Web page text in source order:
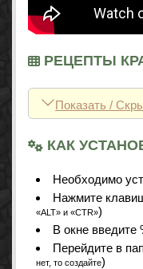
РЕЦЕПТЫ
Показать /
КАК
Необходимо
Нажмите
«ALT» и «CTR»)
В окне введите
Перейдите в
нет, то создайте)